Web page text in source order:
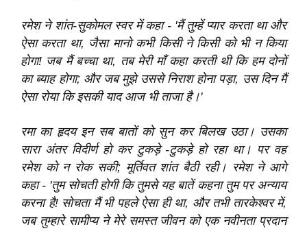
रमेश ने शांत-सुकोमल स्वर में कहा - 'मैं तुम्हें प्यार करता था और
ऐसा करता था, जैसा मानो कभी किसी ने किसी को भी न किया
होगा! जब मैं बच्चा था, तब मेरी माँ कहा करती थी कि हम दोनों
का ब्याह होगा; और जब मुझे उससे निराश होना पड़ा, उस दिन मैं
ऐसा रोया कि इसकी याद आज भी ताजा है।'
रमा का हृदय इन सब बातों को सुन कर बिलख उठा। उसका
सारा अंतर विदीर्ण हो कर टुकड़े -टुकड़े हो रहा था। पर वह
रमेश को न रोक सकी; मूर्तिवत शांत बैठी रही। रमेश ने आगे
कहा - 'तुम सोचती होगी कि तुमसे यह बातें कहना तुम पर अन्याय
करना है! सोचता मैं भी पहले ऐसा ही था, और तभी तारकेश्‍वर में,
जब तुम्हारे सामीप्य ने मेरे समस्त जीवन को एक नवीनता प्रदान